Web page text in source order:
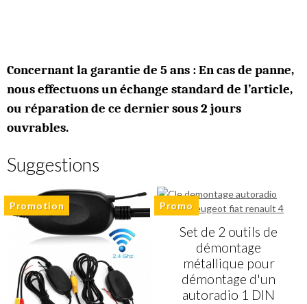
Concernant la garantie de 5 ans : En cas de panne,
nous effectuons un échange standard de l’article,
ou réparation de ce dernier sous 2 jours
ouvrables.
Suggestions
Promotion Promo
Set de 2 outils de
démontage
métallique pour
démontage d'un
autoradio 1 DIN